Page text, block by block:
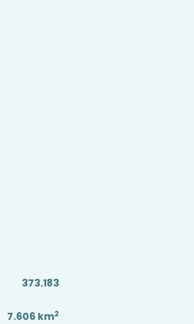
373.183
7.606 km2